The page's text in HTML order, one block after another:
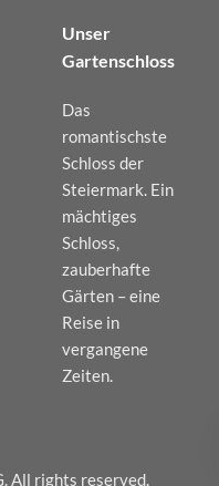
Unser
Gartenschloss
Das
romantischste
Schloss der
Steiermark. Ein
mächtiges
Schloss,
zauberhafte
Gärten – eine
Reise in
vergangene
Zeiten.
All rights reserved.